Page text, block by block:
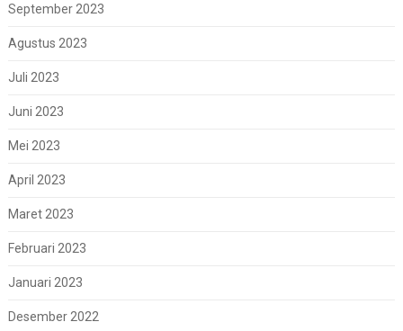
September 2023
Agustus 2023
Juli 2023
Juni 2023
Mei 2023
April 2023
Maret 2023
Februari 2023
Januari 2023
Desember 2022